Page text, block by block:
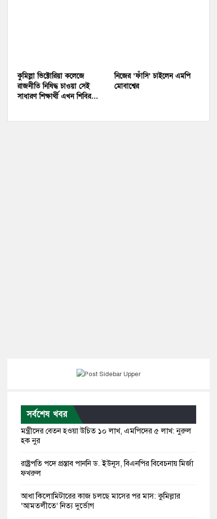
কুমিল্লা ভিক্টোরিয়া কলেজে
রাজনীতি নিষিদ্ধ চাওয়া সেই
সাধারণ শিক্ষার্থী এখন শিবির…
নিজের ‘ফাঁসি’ চাইলেন এমপি
মোবাশ্বের
সর্বশেষ খবর
মন্ত্রীদের বেতন হওয়া উচিত ১০ লাখ, এমপিদের ৫ লাখ: নুরুল
হক নুর
রাষ্ট্রপতি পদে প্রস্তাব পাননি ড. ইউনূস, বিএনপির বিবেচনায় মির্জা
ফখরুল
আধা কিলোমিটারের কাজ চলছে মাসের পর মাস: কুমিল্লার
‘আমতলীতে’ নিত্য দুর্ভোগ